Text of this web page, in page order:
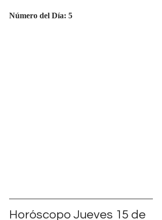
Número del Día: 5
Horóscopo Jueves 15 de